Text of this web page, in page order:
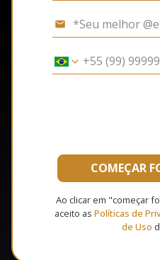
COMEÇAR
Ao clicar em "começar
aceito as Políticas de
de Uso